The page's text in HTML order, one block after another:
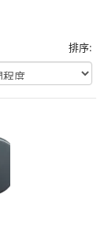
排序: